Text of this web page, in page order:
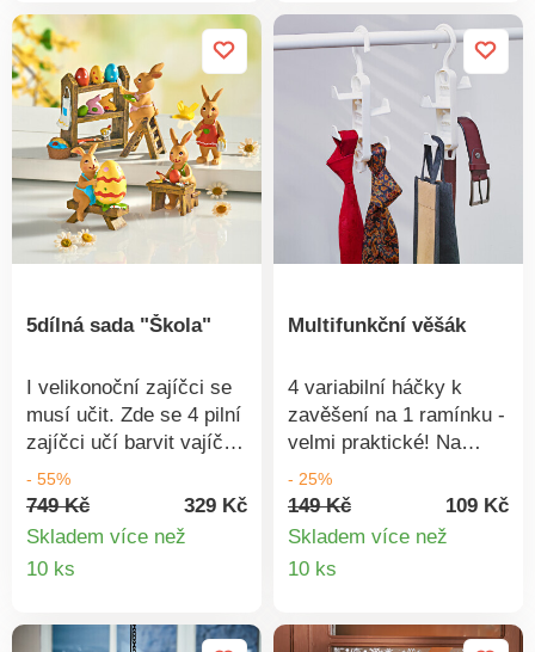
5dílná sada "Škola"
I velikonoční zajíčci se
musí učit. Zde se 4 pilní
zajíčci učí barvit vajíčka
na Velikonoce.
Rozkošný nápad na
dekorace na parapet,
4 figurky + polička. Lze
- 55%
749 Kč
329 Kč
Skladem více než
10 ks
Multifunkční věšák
4 variabilní háčky k
zavěšení na 1 ramínku -
velmi praktické! Na
tomto multifunkčním
věšáku je všechno
promyšleno do
Zavěsíte si sem: tašky,
atd.
- 25%
149 Kč
109 Kč
Skladem více než
10 ks